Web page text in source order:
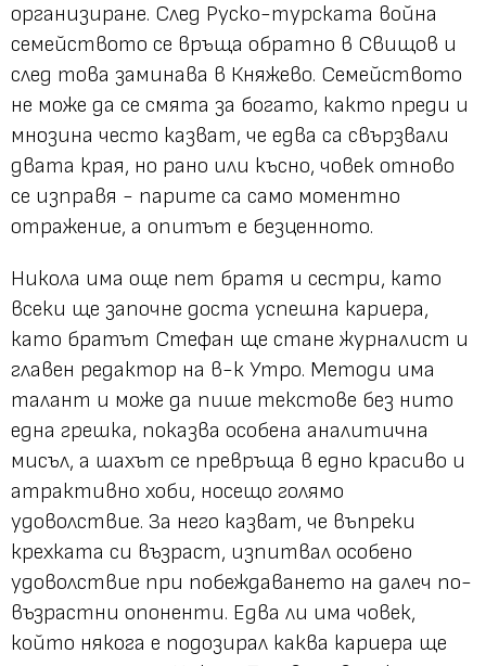
организиране. След Руско-турската война
семейството се връща обратно в Свищов и
след това заминава в Княжево. Семейството
не може да се смята за богато, както преди и
мнозина често казват, че едва са свързвали
двата края, но рано или късно, човек отново
се изправя - парите са само моментно
отражение, а опитът е безценното.
Никола има още пет братя и сестри, като
всеки ще започне доста успешна кариера,
като братът Стефан ще стане журналист и
главен редактор на в-к Утро. Методи има
талант и може да пише текстове без нито
една грешка, показва особена аналитична
мисъл, а шахът се превръща в едно красиво и
атрактивно хоби, носещо голямо
удоволствие. За него казват, че въпреки
крехката си възраст, изпитвал особено
удоволствие при побеждаването на далеч по-
възрастни опоненти. Едва ли има човек,
който някога е подозирал каква кариера ще